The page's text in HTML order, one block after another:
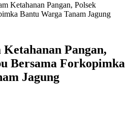
Ketahanan Pangan, Polsek
Bantu Warga Tanam Jagung
Pangan,
Bersama Forkopimka
Jagung